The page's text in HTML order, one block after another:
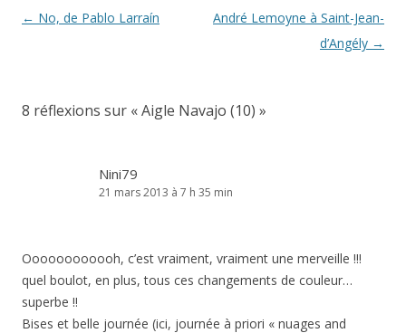
Navigation
← No, de Pablo Larraín
André Lemoyne à Saint-Jean-
d’Angély →
8 réflexions sur «Aigle Navajo (10) »
Nini79
21 mars 2013 à 7 h 35 min
Oooooooooooh, c’est vraiment, vraiment une merveille !!!
quel boulot, en plus, tous ces changements de couleur…
superbe !!
Bises et belle journée (ici, journée à priori « nuages and